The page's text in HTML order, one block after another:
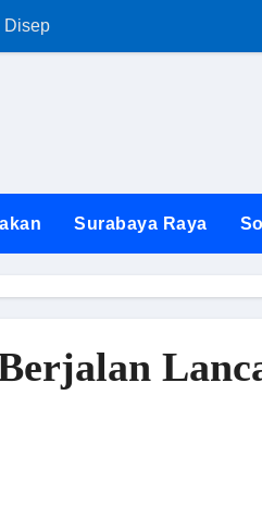
Lewat Jalur Hukum
FKKS Jatim Ngamuk!
Surabaya Raya